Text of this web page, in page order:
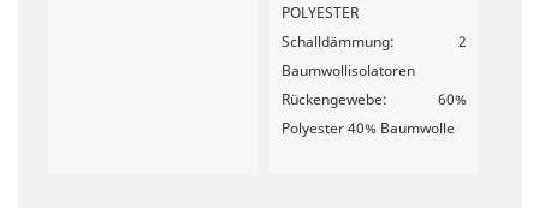
POLYESTER
Schalldämmung: 2
Baumwollisolatoren
Rückengewebe: 60%
Polyester 40% Baumwolle